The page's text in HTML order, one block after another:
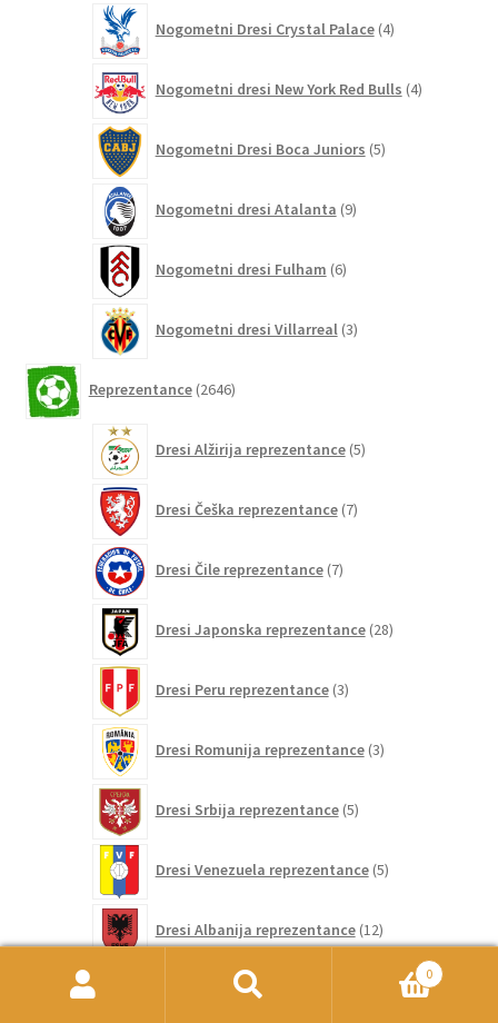
Nogometni Dresi Crystal Palace 4izdelki
Nogometni dresi New York Red Bulls 4izdelki
Nogometni Dresi Boca Juniors 5izdelkov
Nogometni dresi Atalanta 9izdelkov
Nogometni dresi Fulham 6izdelkov
Nogometni dresi Villarreal 3izdelki
Reprezentance 2646izdelkov
Dresi Alžirija reprezentance 5izdelkov
Dresi Češka reprezentance 7izdelkov
Dresi Čile reprezentance 7izdelkov
Dresi Japonska reprezentance 28izdelkov
Dresi Peru reprezentance 3izdelki
Dresi Romunija reprezentance 3izdelki
Dresi Srbija reprezentance 5izdelkov
Dresi Venezuela reprezentance 5izdelkov
Dresi Albanija reprezentance 12izdelkov
Dresi Andora reprezentance
izdelkov
0